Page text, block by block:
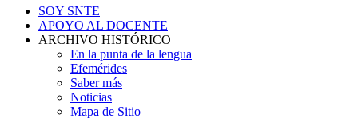
SOY SNTE
APOYO AL DOCENTE
ARCHIVO HISTÓRICO
En la punta de la lengua
Efemérides
Saber más
Noticias
Mapa de Sitio